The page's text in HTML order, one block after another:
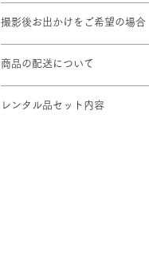
身丈：76cm 肩裄：42cm
※標準サイズに調整済み。
※総柄のため写真と少し異な
撮影後お出かけをご希望の場合
商品の配送について
します。
レンタル品セット内容